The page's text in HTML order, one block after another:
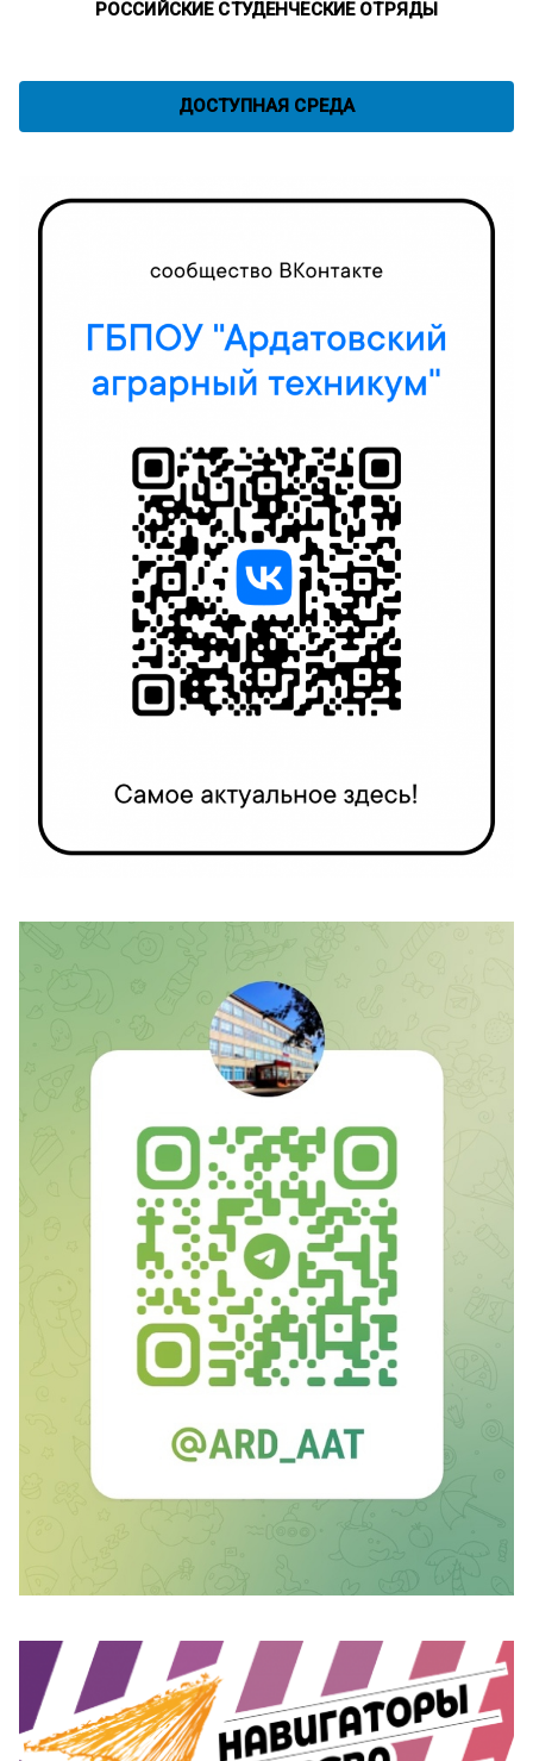
РОССИЙСКИЕ СТУДЕНЧЕСКИЕ ОТРЯДЫ
ДОСТУПНАЯ СРЕДА